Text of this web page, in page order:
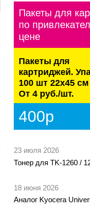
Пакеты для
по
цене
Пакеты для
картриджей.
100 шт 22х45
От 4 руб./шт.
400р
23 июля 2026
Тонер для TK-1260 /
18 июня 2026
Аналог Kyocera